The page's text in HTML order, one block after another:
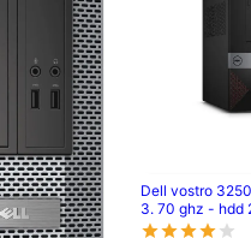
Dell vostro
3. 70 ghz - hdd
génération